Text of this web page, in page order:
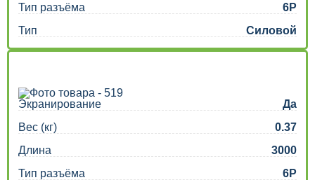
Тип разъёма
6P
Тип
Силовой
Экранирование
Да
Вес (кг)
0.37
Длина
3000
Тип разъёма
6P